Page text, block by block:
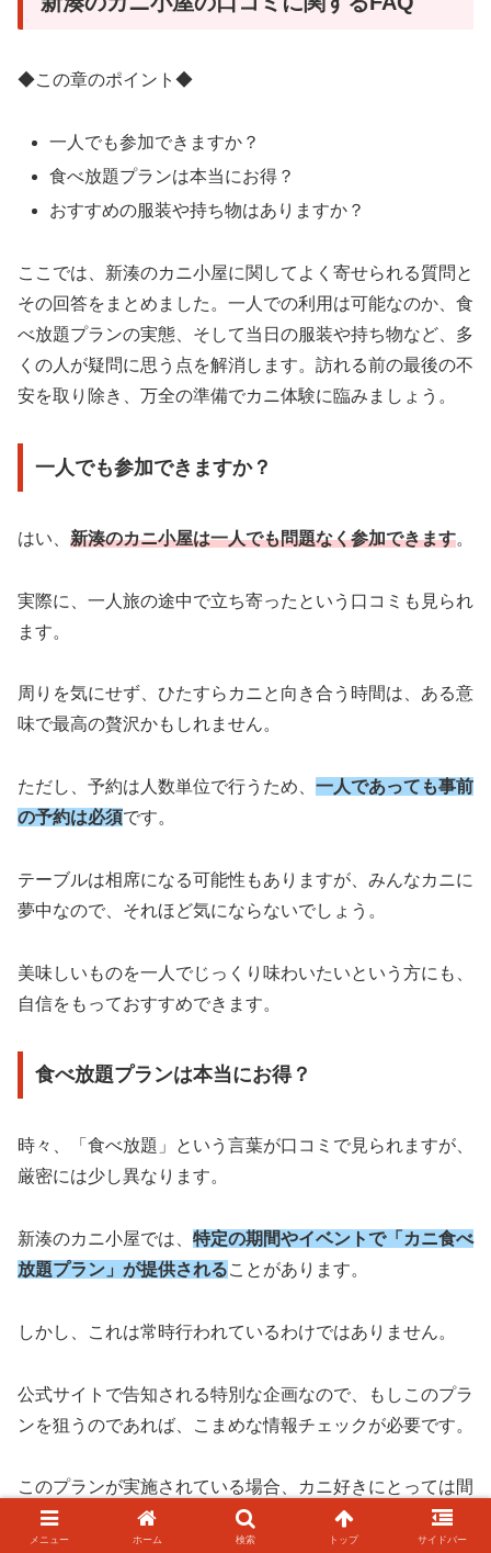
◆この章のポイント◆
一人でも参加できますか？
食べ放題プランは本当にお得？
おすすめの服装や持ち物はありますか？
ここでは、新湊のカニ小屋に関してよく寄せられる質問と
その回答をまとめました。一人での利用は可能なのか、食
べ放題プランの実態、そして当日の服装や持ち物など、多
くの人が疑問に思う点を解消します。訪れる前の最後の不
安を取り除き、万全の準備でカニ体験に臨みましょう。
一人でも参加できますか？
はい、 新湊のカニ小屋は一人でも問題なく参加できます。
実際に、一人旅の途中で立ち寄ったという口コミも見られ
ます。
周りを気にせず、ひたすらカニと向き合う時間は、ある意
味で最高の贅沢かもしれません。
ただし、予約は人数単位で行うため、 一人であっても事前
の予約は必須です。
テーブルは相席になる可能性もありますが、みんなカニに
夢中なので、それほど気にならないでしょう。
美味しいものを一人でじっくり味わいたいという方にも、
自信をもっておすすめできます。
食べ放題プランは本当にお得？
時々、「食べ放題」という言葉が口コミで見られますが、
厳密には少し異なります。
新湊のカニ小屋では、 特定の期間やイベントで「カニ食べ
放題プラン」が提供されることがあります。
しかし、これは常時行われているわけではありません。
公式サイトで告知される特別な企画なので、もしこのプラ
ンを狙うのであれば、こまめな情報チェックが必要です。
このプランが実施されている場合、カニ好きにとっては間
違いなくお得です。
メニュー ホーム 検索 トップ サイドバー